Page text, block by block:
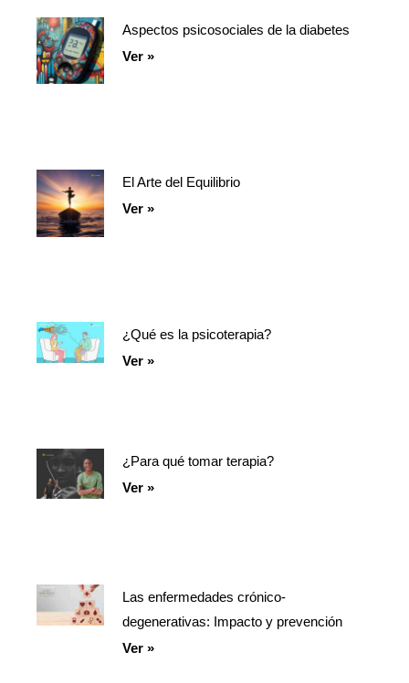
Aspectos psicosociales de la diabetes
Ver »
El Arte del Equilibrio
Ver »
¿Qué es la psicoterapia?
Ver »
¿Para qué tomar terapia?
Ver »
Las enfermedades crónico-
degenerativas: Impacto y prevención
Ver »
PáginaPáginaPágina